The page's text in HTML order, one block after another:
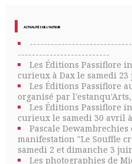
ACTUALITÉS DE L'AUTEUR
-------------------------------
--------------------------
Les Éditions Passiflore
curieux à Dax le samedi
Les Éditions Passiflore
organisé par
Les Éditions Passiflore
curieux le samedi 30 avril
Pascale
manifestation "Le Souffle
samedi 2 et dimanche 3
Les photographies de